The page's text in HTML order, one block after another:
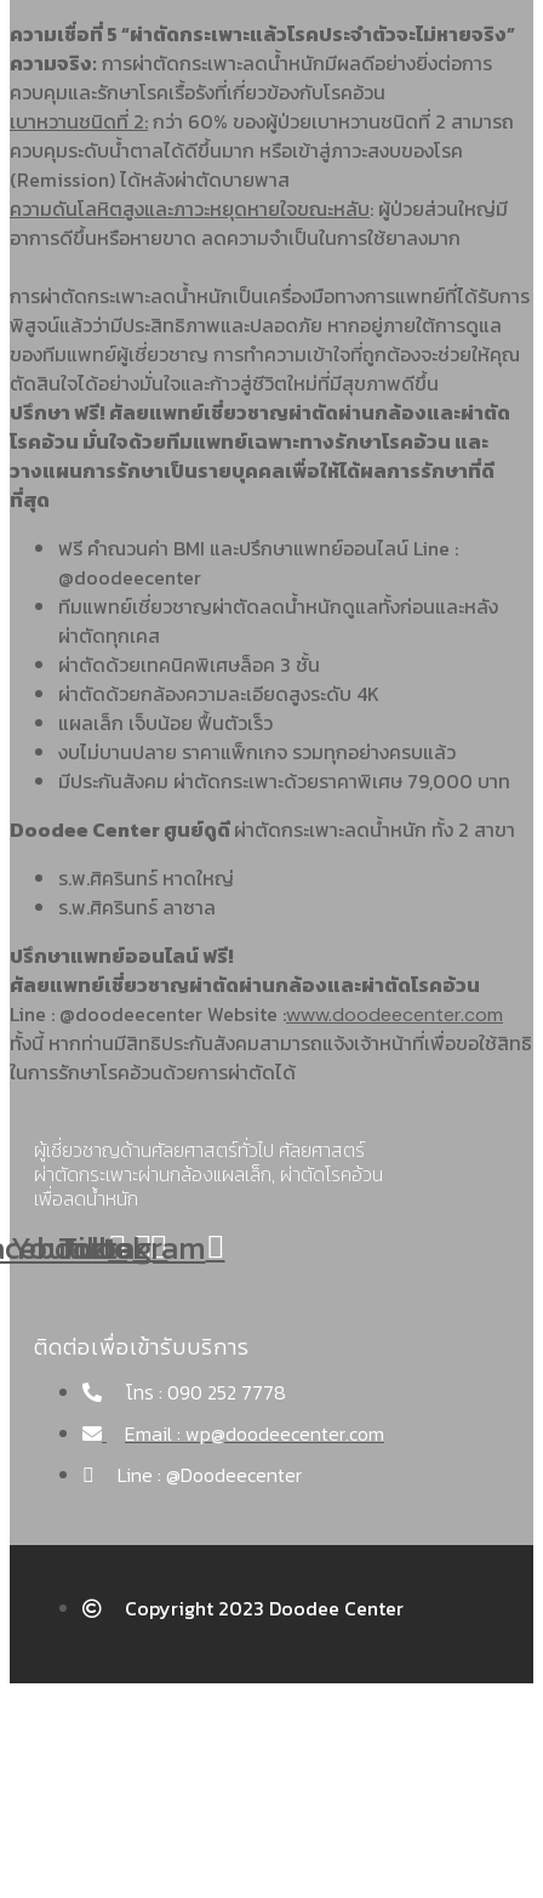
ความเชื่อที่ 5 “ผ่าตัดกระเพาะแล้วโรคประจำตัวจะไม่หายจริง”
ความจริง: การผ่าตัดกระเพาะลดน้ำหนักมีผลดีอย่างยิ่งต่อการ
ควบคุมและรักษาโรคเรื้อรังที่เกี่ยวข้องกับโรคอ้วน
เบาหวานชนิดที่ 2:กว่า 60% ของผู้ป่วยเบาหวานชนิดที่ 2 สามารถ
ควบคุมระดับน้ำตาลได้ดีขึ้นมาก หรือเข้าสู่ภาวะสงบของโรค
(Remission) ได้หลังผ่าตัดบายพาส
ความดันโลหิตสูงและภาวะหยุดหายใจขณะหลับ: ผู้ป่วยส่วนใหญ่มี
อาการดีขึ้นหรือหายขาด ลดความจำเป็นในการใช้ยาลงมาก
การผ่าตัดกระเพาะลดน้ำหนักเป็นเครื่องมือทางการแพทย์ที่ได้รับการ
พิสูจน์แล้วว่ามีประสิทธิภาพและปลอดภัย หากอยู่ภายใต้การดูแล
ของทีมแพทย์ผู้เชี่ยวชาญ การทำความเข้าใจที่ถูกต้องจะช่วยให้คุณ
ตัดสินใจได้อย่างมั่นใจและก้าวสู่ชีวิตใหม่ที่มีสุขภาพดีขึ้น
ปรึกษา ฟรี! ศัลยแพทย์เชี่ยวชาญผ่าตัดผ่านกล้องและผ่าตัด
โรคอ้วน มั่นใจด้วยทีมแพทย์เฉพาะทางรักษาโรคอ้วน และ
วางแผนการรักษาเป็นรายบุคคลเพื่อให้ได้ผลการรักษาที่ดี
ที่สุด
ฟรี คำณวนค่า BMI และปรึกษาแพทย์ออนไลน์ Line :
@doodeecenter
ทีมแพทย์เชี่ยวชาญผ่าตัดลดน้ำหนักดูแลทั้งก่อนและหลัง
ผ่าตัดทุกเคส
ผ่าตัดด้วยเทคนิคพิเศษล็อค 3 ชั้น
ผ่าตัดด้วยกล้องความละเอียดสูงระดับ 4K
แผลเล็ก เจ็บน้อย ฟื้นตัวเร็ว
งบไม่บานปลาย ราคาแพ็กเกจ รวมทุกอย่างครบแล้ว
มีประกันสังคม ผ่าตัดกระเพาะด้วยราคาพิเศษ 79,000 บาท
Doodee Center ศูนย์ดูดีผ่าตัดกระเพาะลดน้ำหนัก ทั้ง 2 สาขา
ร.พ.ศิครินทร์ หาดใหญ่
ร.พ.ศิครินทร์ ลาซาล
ปรึกษาแพทย์ออนไลน์ ฟรี!
ศัลยแพทย์เชี่ยวชาญผ่าตัดผ่านกล้องและผ่าตัดโรคอ้วน
Line : @doodeecenter Website :www.doodeecenter.com
ทั้งนี้ หากท่านมีสิทธิประกันสังคมสามารถแจ้งเจ้าหน้าที่เพื่อขอใช้สิทธิ
ในการรักษาโรคอ้วนด้วยการผ่าตัดได้
ผู้เชี่ยวชาญด้านศัลยศาสตร์ทั่วไป ศัลยศาสตร์
ผ่าตัดกระเพาะผ่านกล้องแผลเล็ก, ผ่าตัดโรคอ้วน
เพื่อลดน้ำหนัก
Youtube
Tiktok
Instagram
ติดต่อเพื่อเข้ารับบริการ
โทร : 090 252 7778
Email : wp@doodeecenter.com
Line : @Doodeecenter
Copyright 2023 Doodee Center